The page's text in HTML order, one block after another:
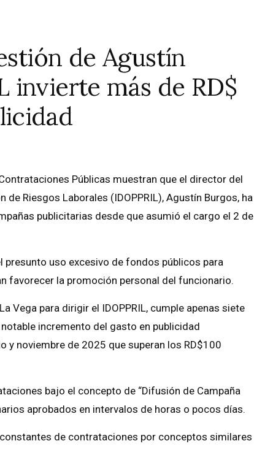
de Agustín
invierte más de RD$
Públicas muestran que el director del
Riesgos Laborales (IDOPPRIL), Agustín Burgos, ha
publicitarias desde que asumió el cargo el 2 de
uso excesivo de fondos públicos para
favorecer la promoción personal del funcionario.
Vega para dirigir el IDOPPRIL, cumple apenas siete
incremento del gasto en publicidad
noviembre de 2025 que superan los RD$100
bajo el concepto de “Difusión de Campaña
aprobados en intervalos de horas o pocos días.
de contrataciones por conceptos similares